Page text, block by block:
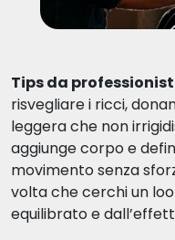
Tips da
risvegliare i ricci,
leggera che non
aggiunge corpo e
movimento senza
volta che cerchi un
equilibrato e